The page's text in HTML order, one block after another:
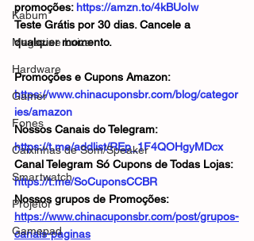
Kabum
Magazine Luiza
Hardware
Gamer
Fones
Caixinhas de Som/Speaker
Smartwatch
Projetor
Gamepad
promoções: https://amzn.to/4kBUoIw
Teste Grátis por 30 dias. Cancele a
qualquer momento.
Promoções e Cupons Amazon:
https://www.chinacuponsbr.com/blog/categor
ies/amazon
Nossos Canais do Telegram:
https://t.me/addlist/REp_1F4QOHgyMDcx
Canal Telegram Só Cupons de Todas Lojas:
https://t.me/SoCuponsCCBR
Nossos grupos de Promoções:
https://www.chinacuponsbr.com/post/grupos-
canais-paginas